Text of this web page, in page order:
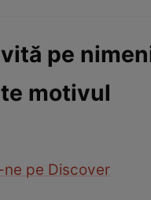
pe
motivul
pe Discover